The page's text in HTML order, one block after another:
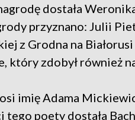
dostała
przyznano: Julii
z Grodna na
który zdobył również
imię Adama
tego poety dostała